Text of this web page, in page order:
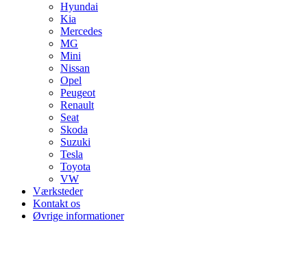
Hyundai
Kia
Mercedes
MG
Mini
Nissan
Opel
Peugeot
Renault
Seat
Skoda
Suzuki
Tesla
Toyota
VW
Værksteder
Kontakt os
Øvrige informationer